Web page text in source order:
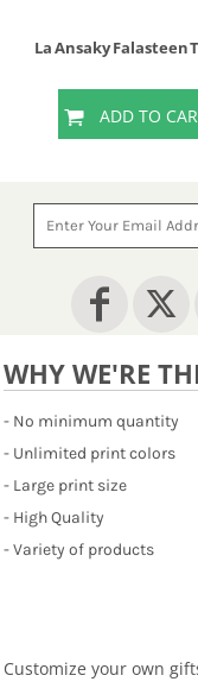
La Ansaky Falasteen
ADD TO
WHY WE'RE
- No minimum quantity
- Unlimited print colors
- Large print size
- High Quality
- Variety of products
Customize your own